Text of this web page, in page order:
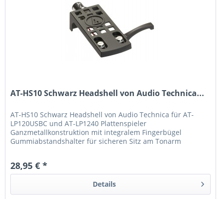
AT-HS10 Schwarz Headshell von Audio Technica...
AT-HS10 Schwarz Headshell von Audio Technica für AT-
LP120USBC und AT-LP1240 Plattenspieler
Ganzmetallkonstruktion mit integralem Fingerbügel
Gummiabstandshalter für sicheren Sitz am Tonarm
28,95 € *
Details